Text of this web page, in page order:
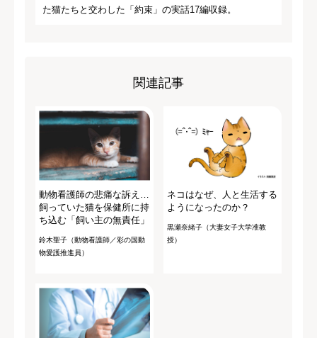
た猫たちと交わした「約束」の実話17編収録。
関連記事
動物看護師の悲痛な訴え…
飼っていた猫を保健所に持
ち込む「飼い主の無責任」
鈴木聖子（動物看護師／彩の国動
物愛護推進員）
ネコはなぜ、人と生活する
ようになったのか？
黒瀬奈緒子（大妻女子大学准教
授）